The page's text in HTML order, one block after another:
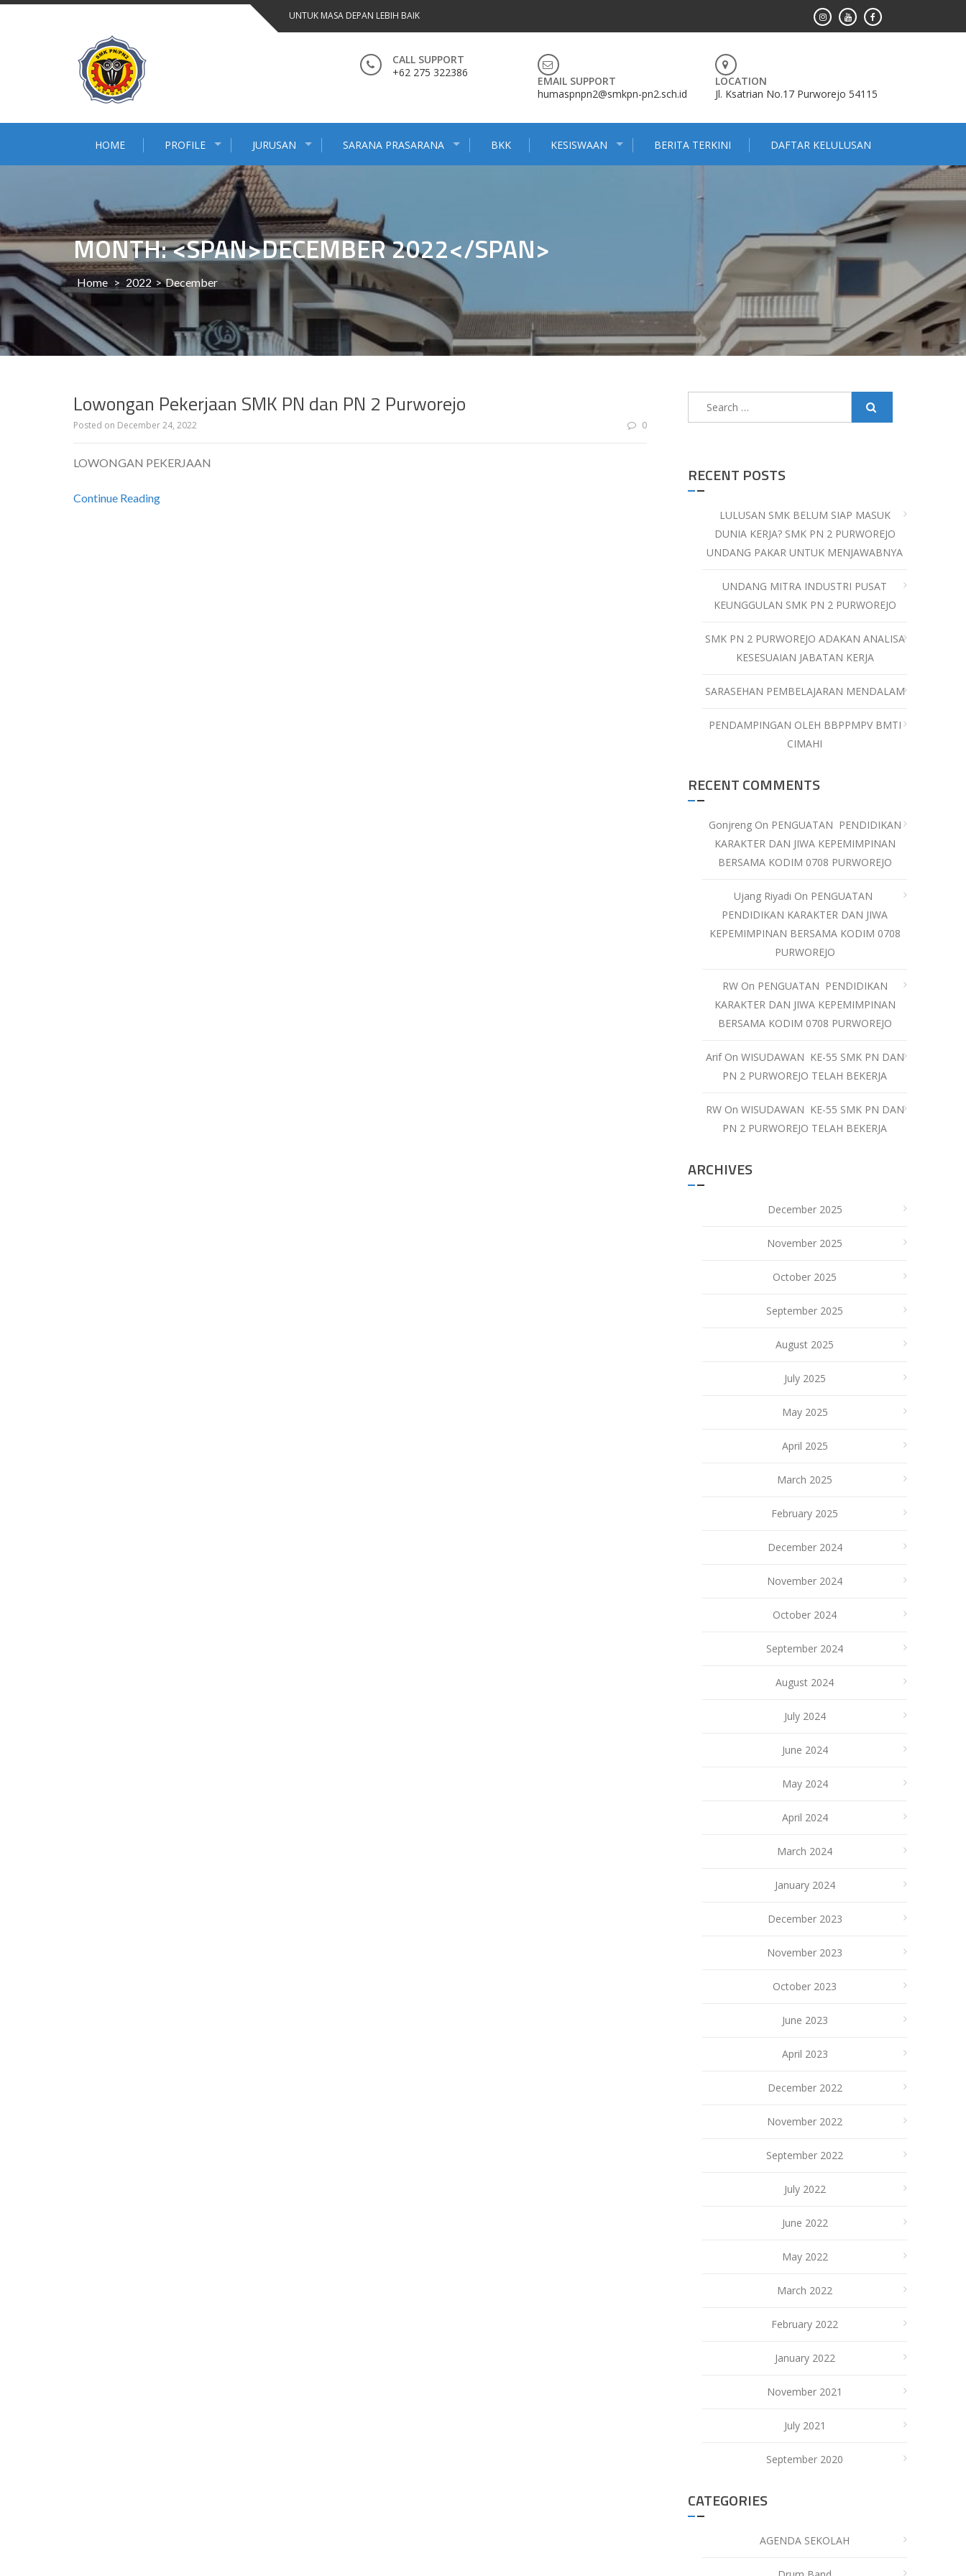
Skip
UNTUK MASA DEPAN LEBIH BAIK
CALL SUPPORT
+62 275 322386
EMAIL SUPPORT
humaspnpn2@smkpn-pn2.sch.id
LOCATION
Jl. Ksatrian No.17 Purworejo 54115
HOME PROFILE JURUSAN SARANA PRASARANA BKK KESISWAAN BERITA TERKINI DAFTAR KELULUSAN
MONTH: <SPAN>DECEMBER 2022</SPAN>
Home > 2022 > December
Lowongan Pekerjaan SMK PN dan PN 2 Purworejo
Posted on December 24, 2022 0
LOWONGAN PEKERJAAN
Continue Reading
RECENT POSTS
LULUSAN SMK BELUM SIAP MASUK
DUNIA KERJA? SMK PN 2 PURWOREJO
UNDANG PAKAR UNTUK MENJAWABNYA
UNDANG MITRA INDUSTRI PUSAT
KEUNGGULAN SMK PN 2 PURWOREJO
SMK PN 2 PURWOREJO ADAKAN ANALISA
KESESUAIAN JABATAN KERJA
SARASEHAN PEMBELAJARAN MENDALAM
PENDAMPINGAN OLEH BBPPMPV BMTI
CIMAHI
RECENT COMMENTS
GonjrengOn PENGUATAN PENDIDIKAN
KARAKTER DAN JIWA KEPEMIMPINAN
BERSAMA KODIM 0708 PURWOREJO
Ujang Riyadi On PENGUATAN
PENDIDIKAN KARAKTER DAN JIWA
KEPEMIMPINAN BERSAMA KODIM 0708
PURWOREJO
RWOn PENGUATAN PENDIDIKAN
KARAKTER DAN JIWA KEPEMIMPINAN
BERSAMA KODIM 0708 PURWOREJO
ArifOn WISUDAWAN KE-55 SMK PN DAN
PN 2 PURWOREJO TELAH BEKERJA
RWOn WISUDAWAN KE-55 SMK PN DAN
PN 2 PURWOREJO TELAH BEKERJA
ARCHIVES
December 2025
November 2025
October 2025
September 2025
August 2025
July 2025
May 2025
April 2025
March 2025
February 2025
December 2024
November 2024
October 2024
September 2024
August 2024
July 2024
June 2024
May 2024
April 2024
March 2024
January 2024
December 2023
November 2023
October 2023
June 2023
April 2023
December 2022
November 2022
September 2022
July 2022
June 2022
May 2022
March 2022
February 2022
January 2022
November 2021
July 2021
September 2020
CATEGORIES
AGENDA SEKOLAH